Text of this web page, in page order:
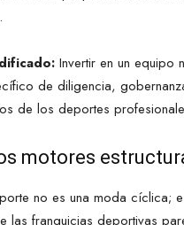
Invertir en un equipo
de diligencia,
de los deportes
motores
no es una moda cíclica;
las franquicias deportivas